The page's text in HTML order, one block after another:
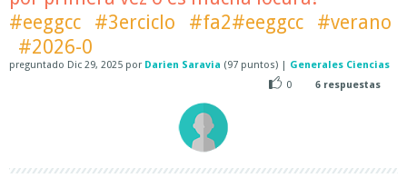
#eeggcc
#3erciclo #fa2#eeggcc
#verano
#2026-0
preguntado Dic 29, 2025 por Darien Saravia (97 puntos) | Generales Ciencias
0
6 respuestas